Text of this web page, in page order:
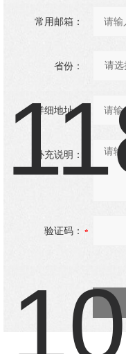
常用邮箱：
省份：
详细地址：
补充说明：
验证码：